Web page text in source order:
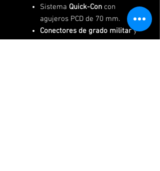
Sistema Quick-Con con
agujeros PCD de 70 mm.
Conectores de grado military